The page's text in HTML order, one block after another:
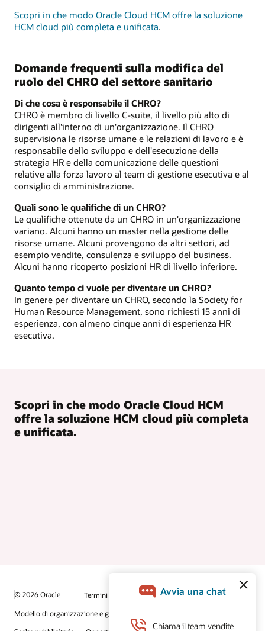
Scopri in che modo Oracle Cloud HCM offre la soluzione
HCM cloud più completa e unificata.
Domande frequenti sulla modifica del
ruolo del CHRO del settore sanitario
Di che cosa è responsabile il CHRO?
CHRO è membro di livello C-suite, il livello più alto di
dirigenti all'interno di un'organizzazione. Il CHRO
supervisiona le risorse umane e le relazioni di lavoro e è
responsabile dello sviluppo e dell'esecuzione della
strategia HR e della comunicazione delle questioni
relative alla forza lavoro al team di gestione esecutiva e al
consiglio di amministrazione.
Quali sono le qualifiche di un CHRO?
Le qualifiche ottenute da un CHRO in un'organizzazione
variano. Alcuni hanno un master nella gestione delle
risorse umane. Alcuni provengono da altri settori, ad
esempio vendite, consulenza e sviluppo del business.
Alcuni hanno ricoperto posizioni HR di livello inferiore.
Quanto tempo ci vuole per diventare un CHRO?
In genere per diventare un CHRO, secondo la Society for
Human Resource Management, sono richiesti 15 anni di
esperienza, con almeno cinque anni di esperienza HR
esecutiva.
Scopri in che modo Oracle Cloud HCM
offre la soluzione HCM cloud più completa
e unificata.
© 2026 Oracle Termini d'uso e privacy
P.Iva: 03189950961
Modello di organizzazione e gestione D.lgs 231/01